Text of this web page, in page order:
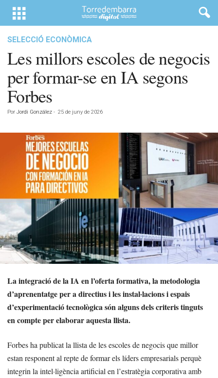
SELECCIÓ ECONÒMICA
Les millors escoles de negocis
per formar-se en IA segons
Forbes
Por Jordi González - 25 de juny de 2026
La integració de la IA en l’oferta formativa, la metodologia
d’aprenentatge per a directius i les instal·lacions i espais
d’experimentació tecnològica són alguns dels criteris tinguts
en compte per elaborar aquesta llista.
Forbes ha publicat la llista de les escoles de negocis que millor
estan responent al repte de formar els líders empresarials perquè
integrin la intel·ligència artificial en l’estratègia corporativa amb